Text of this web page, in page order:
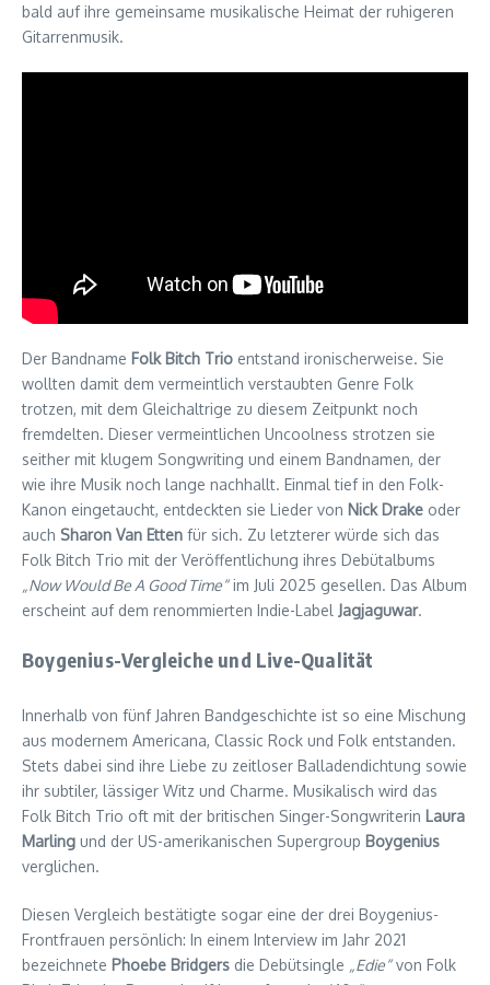
bald auf ihre gemeinsame musikalische Heimat der ruhigeren
Gitarrenmusik.
Der Bandname Folk Bitch Trio entstand ironischerweise. Sie
wollten damit dem vermeintlich verstaubten Genre Folk
trotzen, mit dem Gleichaltrige zu diesem Zeitpunkt noch
fremdelten. Dieser vermeintlichen Uncoolness strotzen sie
seither mit klugem Songwriting und einem Bandnamen, der
wie ihre Musik noch lange nachhallt. Einmal tief in den Folk-
Kanon eingetaucht, entdeckten sie Lieder von Nick Drake oder
auch Sharon Van Etten für sich. Zu letzterer würde sich das
Folk Bitch Trio mit der Veröffentlichung ihres Debütalbums
„Now Would Be A Good Time“im Juli 2025 gesellen. Das Album
erscheint auf dem renommierten Indie-Label Jagjaguwar.
Boygenius-Vergleiche und Live-Qualität
Innerhalb von fünf Jahren Bandgeschichte ist so eine Mischung
aus modernem Americana, Classic Rock und Folk entstanden.
Stets dabei sind ihre Liebe zu zeitloser Balladendichtung sowie
ihr subtiler, lässiger Witz und Charme. Musikalisch wird das
Folk Bitch Trio oft mit der britischen Singer-Songwriterin Laura
Marling und der US-amerikanischen Supergroup Boygenius
verglichen.
Diesen Vergleich bestätigte sogar eine der drei Boygenius-
Frontfrauen persönlich: In einem Interview im Jahr 2021
bezeichnete Phoebe Bridgers die Debütsingle „Edie“von Folk